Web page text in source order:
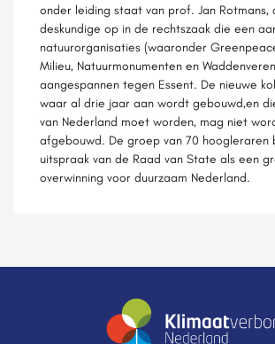
onder leiding staat van prof. Jan Rotmans,
deskundige op in de rechtszaak die een
natuurorganisaties (waaronder
Milieu, Natuurmonumenten en
aangespannen tegen Essent. De nieuwe
waar al drie jaar aan wordt gebouwd,en
van Nederland moet worden, mag niet
afgebouwd. De groep van 70 hoogleraren
uitspraak van de Raad van State als een
overwinning voor duurzaam Nederland.